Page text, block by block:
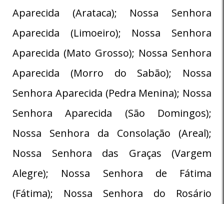
Aparecida (Arataca); Nossa Senhora
Aparecida (Limoeiro); Nossa Senhora
Aparecida (Mato Grosso); Nossa Senhora
Aparecida (Morro do Sabão); Nossa
Senhora Aparecida (Pedra Menina); Nossa
Senhora Aparecida (São Domingos);
Nossa Senhora da Consolação (Areal);
Nossa Senhora das Graças (Vargem
Alegre); Nossa Senhora de Fátima
(Fátima); Nossa Senhora do Rosário